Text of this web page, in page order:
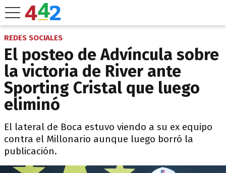
REDES SOCIALES
El posteo de Advíncula sobre
la victoria de River ante
Sporting Cristal que luego
eliminó
El lateral de Boca estuvo viendo a su ex equipo
contra el Millonario aunque luego borró la
publicación.